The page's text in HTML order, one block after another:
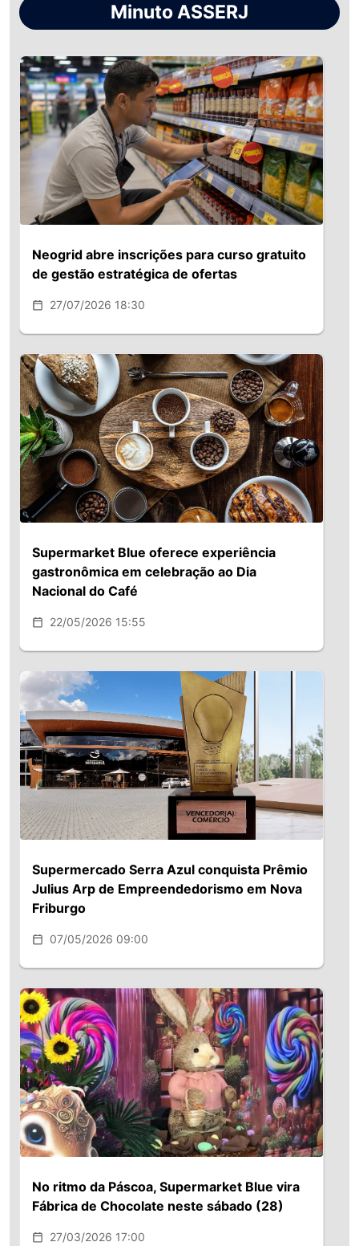
Minuto ASSERJ
Neogrid abre inscrições para curso gratuito
de gestão estratégica de ofertas
27/07/2026 18:30
Supermarket Blue oferece experiência
gastronômica em celebração ao Dia
Nacional do Café
22/05/2026 15:55
Supermercado Serra Azul conquista Prêmio
Julius Arp de Empreendedorismo em Nova
Friburgo
07/05/2026 09:00
No ritmo da Páscoa, Supermarket Blue vira
Fábrica de Chocolate neste sábado (28)
27/03/2026 17:00